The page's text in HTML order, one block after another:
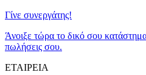
Γίνε συνεργάτης!
Άνοιξε τώρα το δικό σου
πωλήσεις σου.
ΕΤΑΙΡΕΙΑ